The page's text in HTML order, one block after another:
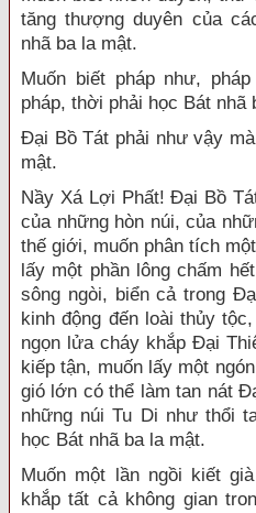
tăng thượng duyên của
nhã ba la mật.
Muốn biết pháp như,
pháp, thời phải học Bát nhã
Đại Bồ Tát phải như vậy
mật.
Nầy Xá Lợi Phất! Đại Bồ
của những hòn núi, của
thế giới, muốn phân tích
lấy một phần lông chấm
sông ngòi, biển cả trong
kinh động đến loài thủy
ngọn lửa cháy khắp Đại
kiếp tận, muốn lấy một
gió lớn có thể làm tan nát
những núi Tu Di như thổi
học Bát nhã ba la mật.
Muốn một lần ngồi kiết
khắp tất cả không gian